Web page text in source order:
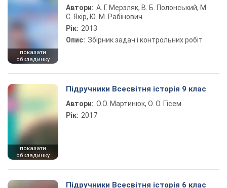
показати
обкладинку
Автори: А. Г. Мерзляк, В. Б. Полонський, М.
С. Якір, Ю. М. Рабінович
Рік: 2013
Опис: Збірник задач і контрольних робіт
показати
обкладинку
Підручники Всесвітня історія 9 клас
Автори: О.О. Мартинюк, О. О. Гісем
Рік: 2017
Підручники Всесвітня історія 6 клас